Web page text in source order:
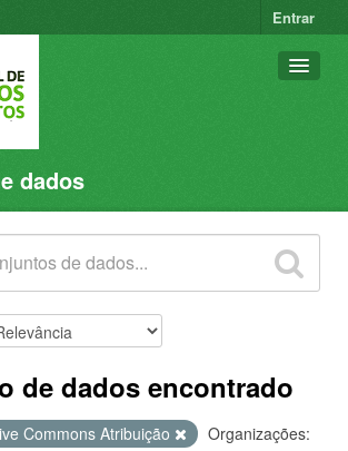
Entrar
dados
de dados encontrado
Commons Atribuição
Organizações: